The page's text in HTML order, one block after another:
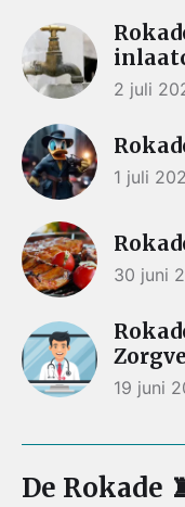
2 juli
1 juli
30 juni
19 juni
De Rokade